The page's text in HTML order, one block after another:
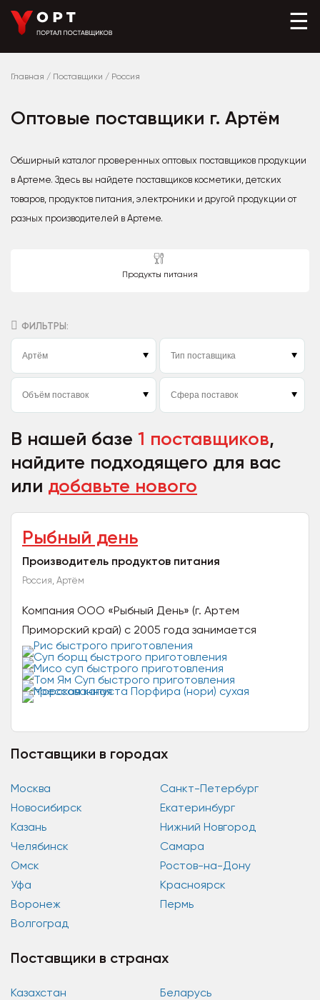
☰
Главная / Поставщики / Россия
Оптовые поставщики г. Артём
Обширный каталог проверенных оптовых поставщиков продукции
в Артеме. Здесь вы найдете поставщиков косметики, детских
товаров, продуктов питания, электроники и другой продукции от
разных производителей в Артеме.
Продукты питания
ФИЛЬТРЫ:
В нашей базе 1 поставщиков,
найдите подходящего для вас
или добавьте нового
Рыбный день
Производитель продуктов питания
Россия, Артём
Компания ООО «Рыбный День» (г. Артем
Приморский край) с 2005 года занимается
промышленным производством салатов, солянок
и закусок на основе...
Поставщики в городах
Москва
Санкт-Петербург
Новосибирск
Екатеринбург
Казань
Нижний Новгород
Челябинск
Самара
Омск
Ростов-на-Дону
Уфа
Красноярск
Воронеж
Пермь
Волгоград
Поставщики в странах
Казахстан
Беларусь